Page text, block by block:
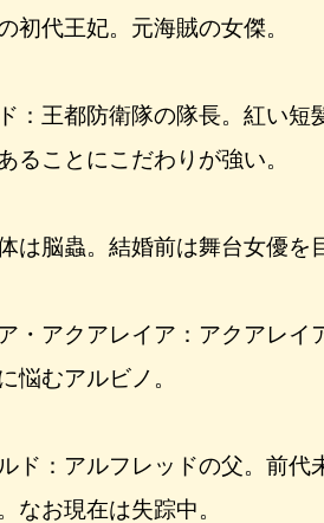
初代王妃。元海賊の女傑。
：王都防衛隊の隊長。紅い短
ることにこだわりが強い。
は脳蟲。結婚前は舞台女優を
・アクアレイア：アクアレイ
悩むアルビノ。
ド：アルフレッドの父。前代
なお現在は失踪中。